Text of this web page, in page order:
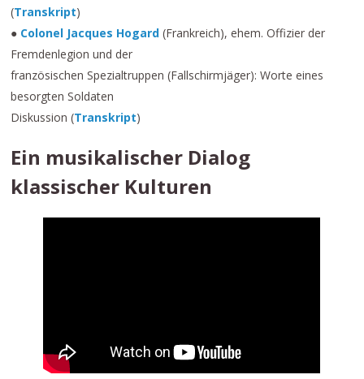
(Transkript)
● Colonel Jacques Hogard (Frankreich), ehem. Offizier der
Fremdenlegion und der
französischen Spezialtruppen (Fallschirmjäger): Worte eines
besorgten Soldaten
Diskussion (Transkript)
Ein musikalischer Dialog
klassischer Kulturen